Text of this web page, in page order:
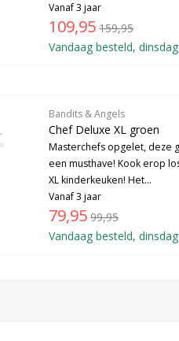
Vanaf 3 jaar
109,95 159,95
Vandaag besteld,
Bandits & Angels
Chef Deluxe XL groen
Masterchefs opgelet, deze
een musthave! Kook erop
XL kinderkeuken! Het...
Vanaf 3 jaar
79,95 99,95
Vandaag besteld,